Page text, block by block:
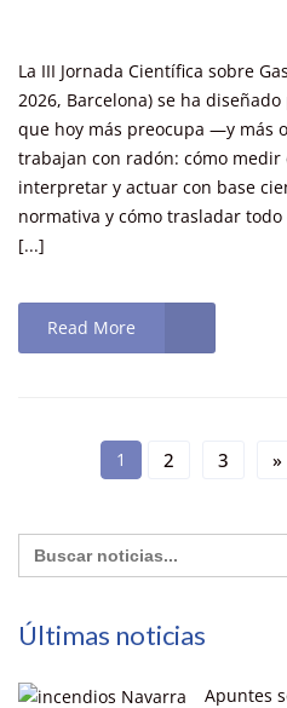
La III Jornada Científica sobre
2026, Barcelona) se ha
que hoy más preocupa —y más
trabajan con radón: cómo medir
interpretar y actuar con base
normativa y cómo trasladar
[...]
Read More
1 2 3 »
Buscar:
Últimas noticias
Apuntes